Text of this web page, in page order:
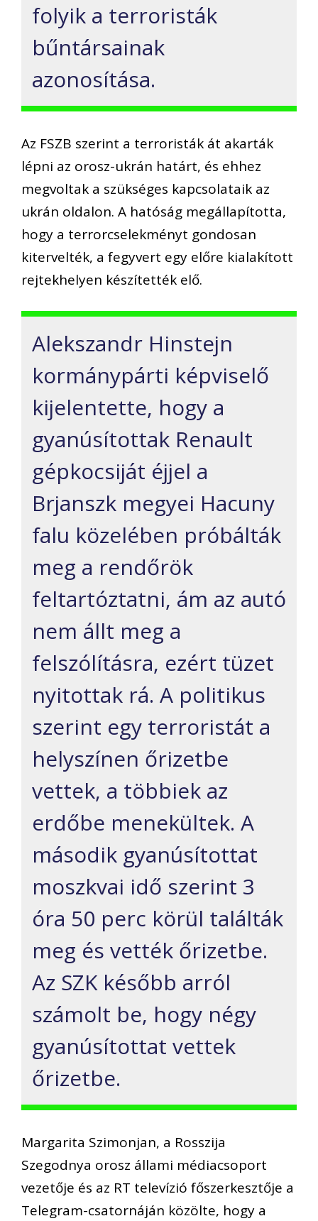
folyik a terroristák
bűntársainak
azonosítása.
Az FSZB szerint a terroristák át akarták
lépni az orosz-ukrán határt, és ehhez
megvoltak a szükséges kapcsolataik az
ukrán oldalon. A hatóság megállapította,
hogy a terrorcselekményt gondosan
kitervelték, a fegyvert egy előre kialakított
rejtekhelyen készítették elő.
Alekszandr Hinstejn
kormánypárti képviselő
kijelentette, hogy a
gyanúsítottak Renault
gépkocsiját éjjel a
Brjanszk megyei Hacuny
falu közelében próbálták
meg a rendőrök
feltartóztatni, ám az autó
nem állt meg a
felszólításra, ezért tüzet
nyitottak rá. A politikus
szerint egy terroristát a
helyszínen őrizetbe
vettek, a többiek az
erdőbe menekültek. A
második gyanúsítottat
moszkvai idő szerint 3
óra 50 perc körül találták
meg és vették őrizetbe.
Az SZK később arról
számolt be, hogy négy
gyanúsítottat vettek
őrizetbe.
Margarita Szimonjan, a Rosszija
Szegodnya orosz állami médiacsoport
vezetője és az RT televízió főszerkesztője a
Telegram-csatornáján közölte, hogy a